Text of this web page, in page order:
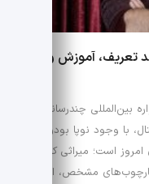
تعریف، آموزش و
چندرسانه‌ای
با وجود نوپا بودن،
است؛ میراثی که
مشخص، امکان